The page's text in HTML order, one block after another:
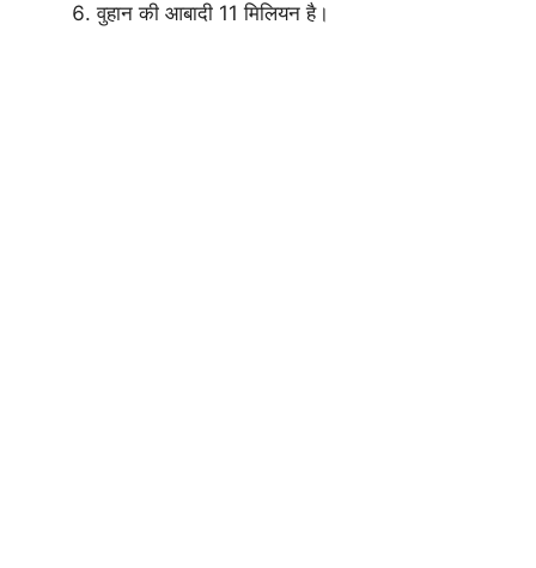
वुहान की आबादी 11 मिलियन है।